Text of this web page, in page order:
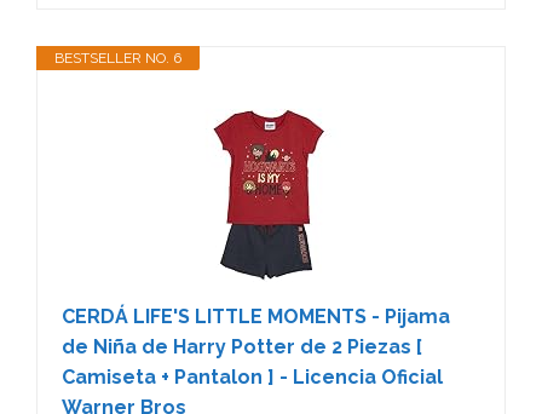
BESTSELLER NO. 6
CERDÁ LIFE'S LITTLE MOMENTS - Pijama
de Niña de Harry Potter de 2 Piezas [
Camiseta + Pantalon ] - Licencia Oficial
Warner Bros